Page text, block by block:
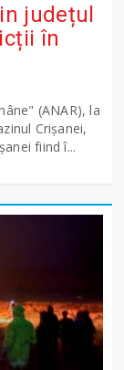
județul
în
(ANAR), la
Crişanei,
fiind î...